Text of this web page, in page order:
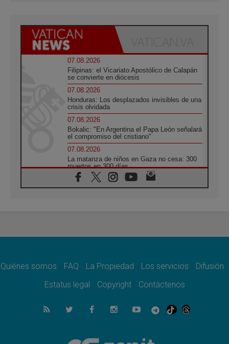
07.08.2026
Filipinas: el Vicariato Apostólico de Calapán
se convierte en diócesis
07.08.2026
Honduras: Los desplazados invisibles de una
crisis olvidada
07.08.2026
Bokalic: "En Argentina el Papa León señalará
el compromiso del cristiano"
07.08.2026
La matanza de niños en Gaza no cesa: 300
muertos en 300 días
07.08.2026
Tagle: La guerra desfigura el mundo, solo la
como misión al servicio del Evangelio
SIGNIS 2026, dar voz a las religiosas en el
07.08.2026
Lanzan un proyecto de empoderamiento
Quiénes somos FAQ La Propiedad Los servicios
Difusión
Estatus legal
Copyright Contáctenos